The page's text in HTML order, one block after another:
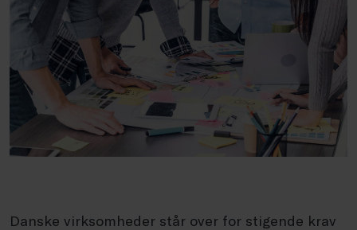
Danske virksomheder står over for stigende krav